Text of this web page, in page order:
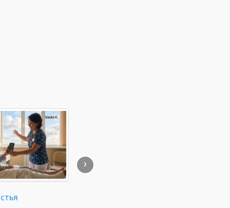
›